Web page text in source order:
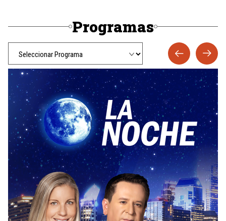
Programas